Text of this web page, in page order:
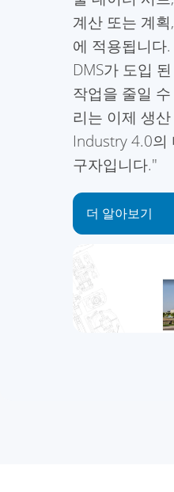
계산 또는 계
에 적용됩니다
DMS가 도입
작업을 줄일
리는 이제 생
Industry 4.0의
구자입니다."
더 알아보기